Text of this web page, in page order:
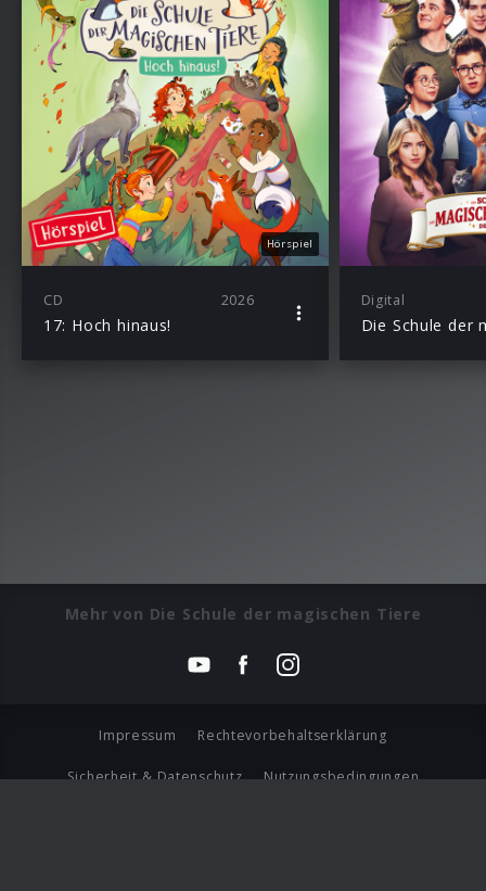
Hörspiel
CD 2026
17: Hoch hinaus!
Digital
Mehr von Die Schule der magischen Tiere
Impressum Rechtevorbehaltserklärung
Sicherheit & Datenschutz Nutzungsbedingungen